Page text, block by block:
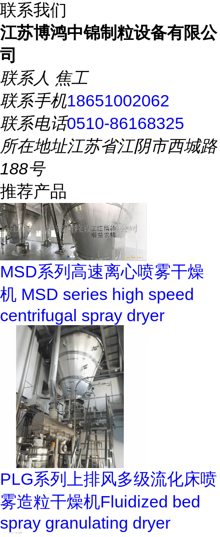
联系我们
江苏博鸿中锦制粒设备有限公
司
联系人 焦工
联系手机18651002062
联系电话0510-86168325
所在地址江苏省江阴市西城路
188号
推荐产品
MSD系列高速离心喷雾干燥
机 MSD series high speed
centrifugal spray dryer
PLG系列上排风多级流化床喷
雾造粒干燥机Fluidized bed
spray granulating dryer